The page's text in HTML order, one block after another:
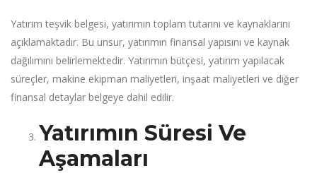
Yatırım teşvik belgesi, yatırımın toplam tutarını ve kaynaklarını
açıklamaktadır. Bu unsur, yatırımın finansal yapısını ve kaynak
dağılımını belirlemektedir. Yatırımın bütçesi, yatırım yapılacak
süreçler, makine ekipman maliyetleri, inşaat maliyetleri ve diğer
finansal detaylar belgeye dahil edilir.
Yatırımın Süresi Ve
Aşamaları